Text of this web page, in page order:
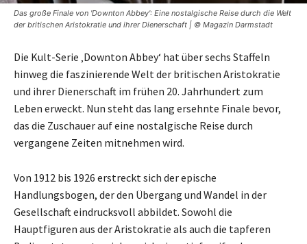
Das große Finale von 'Downton Abbey': Eine nostalgische Reise durch die Welt
der britischen Aristokratie und ihrer Dienerschaft | © Magazin Darmstadt
Die Kult-Serie ‚Downton Abbey‘ hat über sechs Staffeln
hinweg die faszinierende Welt der britischen Aristokratie
und ihrer Dienerschaft im frühen 20. Jahrhundert zum
Leben erweckt. Nun steht das lang ersehnte Finale bevor,
das die Zuschauer auf eine nostalgische Reise durch
vergangene Zeiten mitnehmen wird.
Von 1912 bis 1926 erstreckt sich der epische
Handlungsbogen, der den Übergang und Wandel in der
Gesellschaft eindrucksvoll abbildet. Sowohl die
Hauptfiguren aus der Aristokratie als auch die tapferen